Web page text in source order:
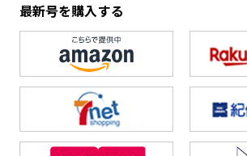
最新号を購入する